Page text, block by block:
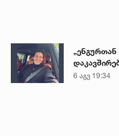
„ენგურთან
ვთქვა...“ -
6 აგვ 19:34